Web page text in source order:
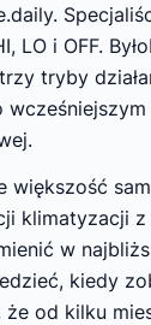
LO i OFF.
tryby
większość
klimatyzacji
w
kiedy
od kilku